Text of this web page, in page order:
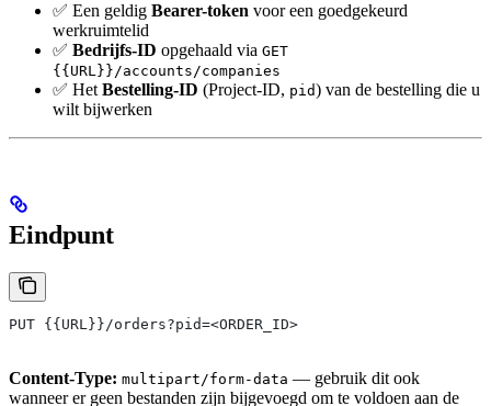
✅ Een geldig Bearer-token voor een goedgekeurd
werkruimtelid
✅ Bedrijfs-ID opgehaald via GET
{{URL}}/accounts/companies
✅ Het Bestelling-ID (Project-ID, pid) van de bestelling die u
wilt bijwerken
Eindpunt
PUT {{URL}}/orders?pid=<ORDER_ID>
Content-Type: multipart/form-data — gebruik dit ook
wanneer er geen bestanden zijn bijgevoegd om te voldoen aan de